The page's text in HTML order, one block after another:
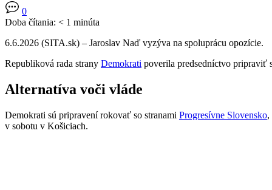
0
Doba čítania: < 1 minúta
6.6.2026 (SITA.sk) – Jaroslav Naď vyzýva na spoluprácu opozície.
Republiková rada strany Demokrati poverila predsedníctvo pripraviť
Alternatíva voči vláde
Demokrati sú pripravení rokovať so stranami Progresívne Slovensko,
v sobotu v Košiciach.